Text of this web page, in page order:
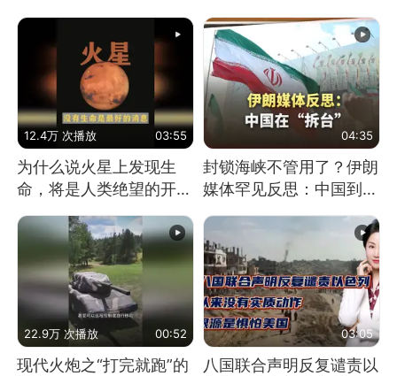
12.4万 次播放 03:55
为什么说火星上发现生
命，将是人类绝望的开
始？
04:35
封锁海峡不管用了？伊朗
媒体罕见反思：中国到底
是不是在"拆台"
22.9万 次播放 00:52
现代火炮之“打完就跑”的
03:05
八国联合声明反复谴责以